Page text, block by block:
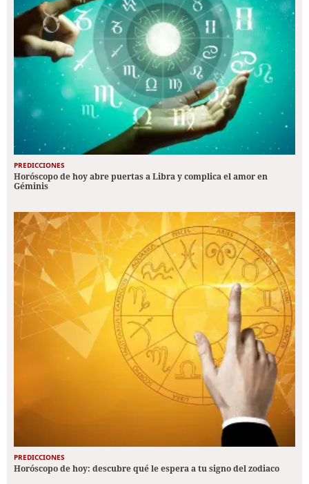
PREDICCIONES
Horóscopo de hoy abre puertas a Libra y complica el amor en
Géminis
PREDICCIONES
Horóscopo de hoy: descubre qué le espera a tu signo del zodiaco